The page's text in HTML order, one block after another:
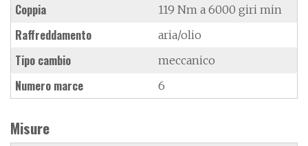
Coppia 119 Nm a 6000 giri min
Raffreddamento aria/olio
Tipo cambio meccanico
Numero marce 6
Misure